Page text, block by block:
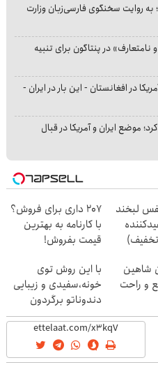
روایت سخنگوی فارسی‌زبان وزارت
در پنتاگون برای تنبیه
در افغانستان - این بار در ایران -
موضع ایران و آمریکا در قبال
لبخند
207 داری برای فروش؟
با کارنامه به بهترین
قیمت بفروش!
شاهین
و راحت
با این روش توی
خونه،سفیدی و زیبایی
دندوناتو برگردون
(40%off)